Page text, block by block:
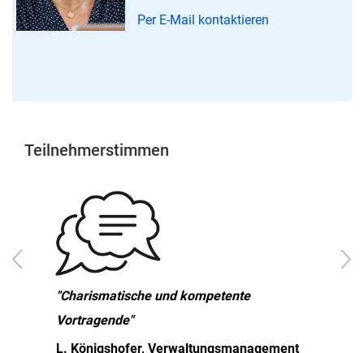
Per E-Mail kontaktieren
Teilnehmerstimmen
"Charismatische und kompetente
Vortragende"
L. Königshofer, Verwaltungsmanagement